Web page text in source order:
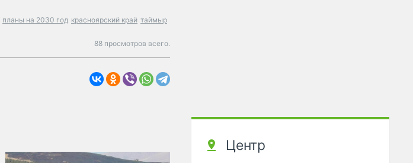
планы на 2030 год красноярский край таймыр
88 просмотров всего.
Центр